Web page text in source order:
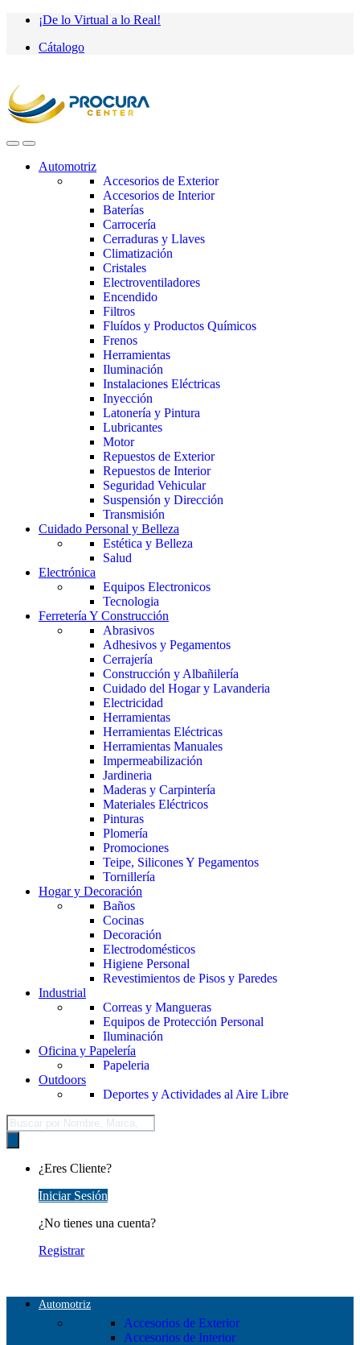
Saltar
navegación
saltar
contenido
¡De lo Virtual a lo Real!
Cátalogo
Automotriz
Accesorios de Exterior
Accesorios de Interior
Baterías
Carrocería
Cerraduras y Llaves
Climatización
Cristales
Electroventiladores
Encendido
Filtros
Fluídos y Productos Químicos
Frenos
Herramientas
Iluminación
Instalaciones Eléctricas
Inyección
Latonería y Pintura
Lubricantes
Motor
Repuestos de Exterior
Repuestos de Interior
Seguridad Vehicular
Suspensión y Dirección
Transmisión
Cuidado Personal y Belleza
Estética y Belleza
Salud
Electrónica
Equipos Electronicos
Tecnologia
Ferretería Y Construcción
Abrasivos
Adhesivos y Pegamentos
Cerrajería
Construcción y Albañilería
Cuidado del Hogar y Lavanderia
Electricidad
Herramientas
Herramientas Eléctricas
Herramientas Manuales
Impermeabilización
Jardineria
Maderas y Carpintería
Materiales Eléctricos
Pinturas
Plomería
Promociones
Teipe, Silicones Y Pegamentos
Tornillería
Hogar y Decoración
Baños
Cocinas
Decoración
Electrodomésticos
Higiene Personal
Revestimientos de Pisos y Paredes
Industrial
Correas y Mangueras
Equipos de Protección Personal
Iluminación
Oficina y Papelería
Papeleria
Outdoors
Deportes y Actividades al Aire Libre
Búsqueda
de
productos
¿Eres Cliente?
Iniciar Sesión
¿No tienes una cuenta?
Registrar
Automotriz
Accesorios de Exterior
Accesorios de Interior